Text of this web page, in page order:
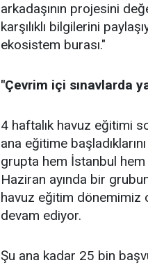
arkadaşının projesini
karşılıklı bilgilerini
ekosistem burası."
"Çevrim içi sınavlarda
4 haftalık havuz eğitimi
ana eğitime
grupta hem İstanbul
Haziran ayında bir
havuz eğitim dönemimiz
devam ediyor.
Şu ana kadar 25 bin